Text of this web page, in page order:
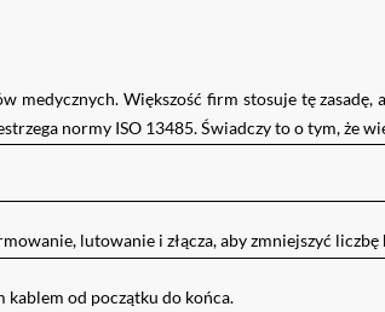
medycznych. Większość firm stosuje tę
normy ISO 13485. Świadczy to o tym, że
lutowanie i złącza, aby zmniejszyć liczbę
kablem od początku do końca.